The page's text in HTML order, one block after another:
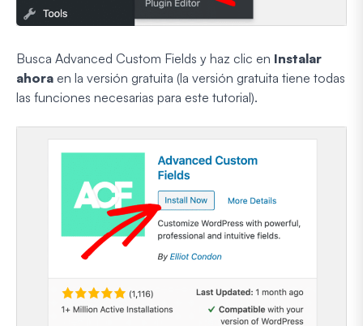
Busca Advanced Custom Fields y haz clic en Instalar
ahora en la versión gratuita (la versión gratuita tiene todas
las funciones necesarias para este tutorial).